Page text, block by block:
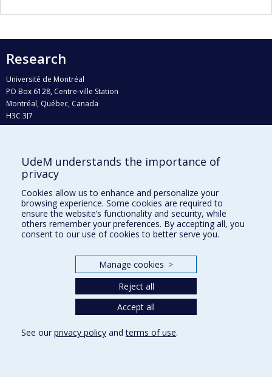
Research
Université de Montréal
PO Box 6128, Centre-ville Station
Montréal, Québec, Canada
H3C 3J7
Who does what?
Find us
Site map
Accessibility
UdeM understands the importance of
privacy
Cookies allow us to enhance and personalize your
browsing experience. Some cookies are required to
ensure the website’s functionality and security, while
others remember your preferences. By accepting all, you
consent to our use of cookies to better serve you.
Manage cookies >
Reject all
Accept all
See our privacy policy andterms of use.